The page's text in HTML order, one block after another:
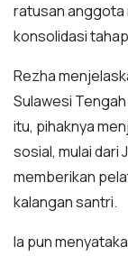
ratusan anggota
konsolidasi
Rezha
Sulawesi
itu, pihaknya
sosial, mulai dari
memberikan
kalangan santri.
Ia pun